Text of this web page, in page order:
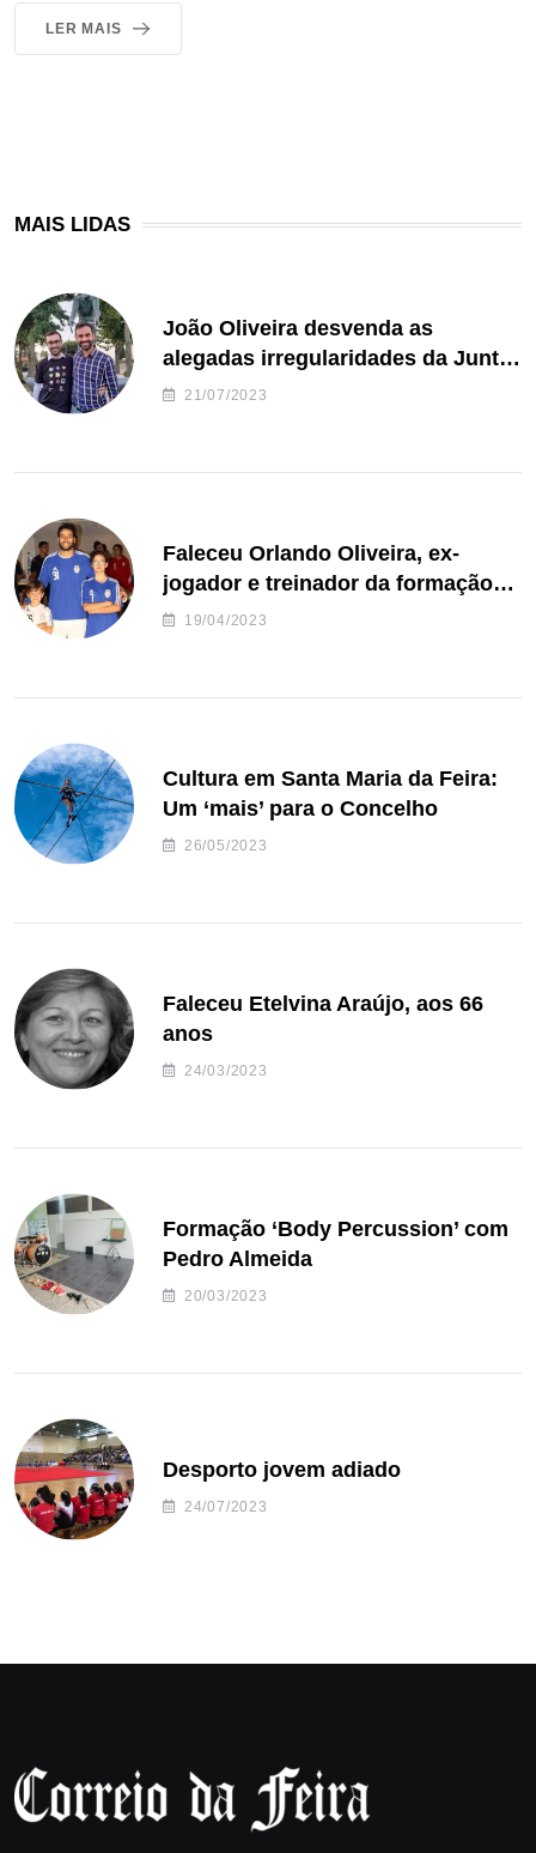
LER MAIS
MAIS LIDAS
João Oliveira desvenda as
alegadas irregularidades da Junta
de Freguesia S. João de Ver
21/07/2023
Faleceu Orlando Oliveira, ex-
jogador e treinador da formação
de andebol do Feirense
19/04/2023
Cultura em Santa Maria da Feira:
Um ‘mais’ para o Concelho
26/05/2023
Faleceu Etelvina Araújo, aos 66
anos
24/03/2023
Formação ‘Body Percussion’ com
Pedro Almeida
20/03/2023
Desporto jovem adiado
24/07/2023